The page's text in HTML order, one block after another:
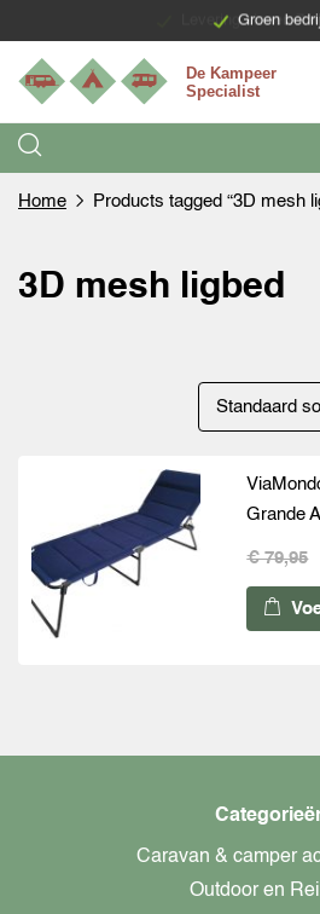
Groen
Levering binnen 7
Home Products tagged “3D mesh
3D mesh ligbed
Grande
€ 79,95
Caravan & camper
Outdoor en